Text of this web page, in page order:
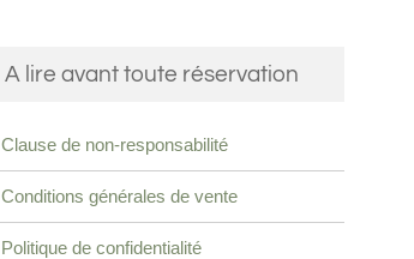
A lire avant toute réservation
Clause de non-responsabilité
Conditions générales de vente
Politique de confidentialité